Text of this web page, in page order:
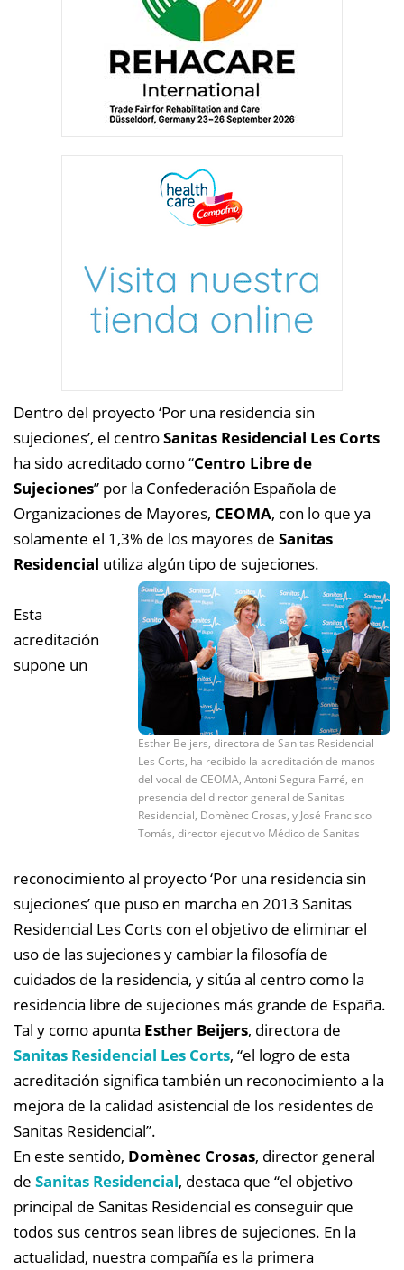
Dentro del proyecto ‘Por una residencia sin
sujeciones’, el centroSanitas Residencial Les Corts
ha sido acreditado como “Centro Libre de
Sujeciones” por la Confederación Española de
Organizaciones de Mayores, CEOMA, con lo que ya
solamente el 1,3% de los mayores de Sanitas
Residencial utiliza algún tipo de sujeciones.
Esther Beijers, directora de Sanitas Residencial
Les Corts, ha recibido la acreditación de manos
del vocal de CEOMA, Antoni Segura Farré, en
presencia del director general de Sanitas
Residencial, Domènec Crosas, y José Francisco
Tomás, director ejecutivo Médico de Sanitas
Esta
acreditación
supone un
reconocimiento al proyecto ‘Por una residencia sin
sujeciones’ que puso en marcha en 2013 Sanitas
Residencial Les Corts con el objetivo de eliminar el
uso de las sujeciones y cambiar la filosofía de
cuidados de la residencia, y sitúa al centro como la
residencia libre de sujeciones más grande de España.
Tal y como apunta Esther Beijers, directora de
Sanitas Residencial Les Corts, “el logro de esta
acreditación significa también un reconocimiento a la
mejora de la calidad asistencial de los residentes de
Sanitas Residencial”.
En este sentido, Domènec Crosas, director general
de Sanitas Residencial, destaca que “el objetivo
principal de Sanitas Residencial es conseguir que
todos sus centros sean libres de sujeciones. En la
actualidad, nuestra compañía es la primera